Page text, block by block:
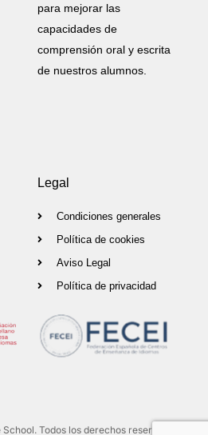
para mejorar las
capacidades de
comprensión oral y escrita
de nuestros alumnos.
Legal
Condiciones generales
Política de cookies
Aviso Legal
Política de privacidad
Todos los derechos reservados.